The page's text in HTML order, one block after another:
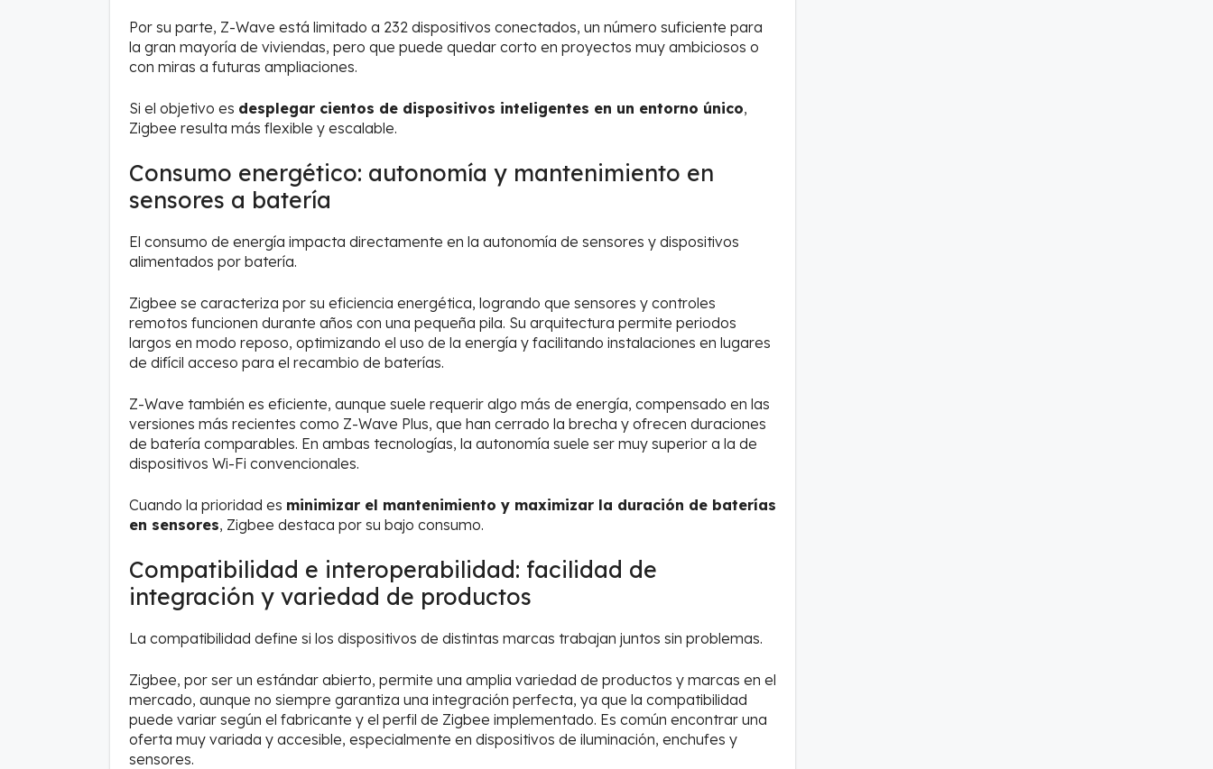
Por su parte, Z-Wave está limitado a 232 dispositivos conectados, un número suficiente para
la gran mayoría de viviendas, pero que puede quedar corto en proyectos muy ambiciosos o
con miras a futuras ampliaciones.
Si el objetivo es desplegar cientos de dispositivos inteligentes en un entorno único,
Zigbee resulta más flexible y escalable.
Consumo energético: autonomía y mantenimiento en
sensores a batería
El consumo de energía impacta directamente en la autonomía de sensores y dispositivos
alimentados por batería.
Zigbee se caracteriza por su eficiencia energética, logrando que sensores y controles
remotos funcionen durante años con una pequeña pila. Su arquitectura permite periodos
largos en modo reposo, optimizando el uso de la energía y facilitando instalaciones en lugares
de difícil acceso para el recambio de baterías.
Z-Wave también es eficiente, aunque suele requerir algo más de energía, compensado en las
versiones más recientes como Z-Wave Plus, que han cerrado la brecha y ofrecen duraciones
de batería comparables. En ambas tecnologías, la autonomía suele ser muy superior a la de
dispositivos Wi-Fi convencionales.
Cuando la prioridad es minimizar el mantenimiento y maximizar la duración de baterías
en sensores, Zigbee destaca por su bajo consumo.
Compatibilidad e interoperabilidad: facilidad de
integración y variedad de productos
La compatibilidad define si los dispositivos de distintas marcas trabajan juntos sin problemas.
Zigbee, por ser un estándar abierto, permite una amplia variedad de productos y marcas en el
mercado, aunque no siempre garantiza una integración perfecta, ya que la compatibilidad
puede variar según el fabricante y el perfil de Zigbee implementado. Es común encontrar una
oferta muy variada y accesible, especialmente en dispositivos de iluminación, enchufes y
sensores.